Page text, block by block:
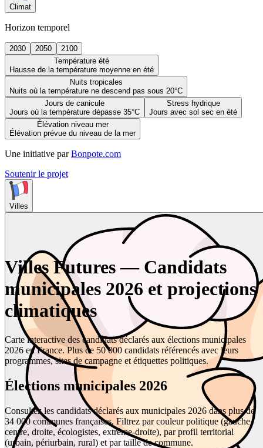
Climat
Horizon temporel
2030 2050
2100
Température été
Hausse de la température moyenne en été
Nuits tropicales
Nuits où la température ne descend pas sous 20°C
Jours de canicule
Jours où la température dépasse 35°C
Stress hydrique
Jours avec sol sec en été
Élévation niveau mer
Élévation prévue du niveau de la mer
Une initiative par Bonpote.com
Soutenir le projet
Villes
Villes Futures — Candidats
municipales 2026 et projections
climatiques
Carte interactive des candidats déclarés aux élections municipales
2026 en France. Plus de 50 000 candidats référencés avec leurs
programmes, sites de campagne et étiquettes politiques.
Élections municipales 2026
Consultez les candidats déclarés aux municipales 2026 dans plus de
34 000 communes françaises. Filtrez par couleur politique (gauche,
centre, droite, écologistes, extrême-droite), par profil territorial
(urbain, périurbain, rural) et par taille de commune.